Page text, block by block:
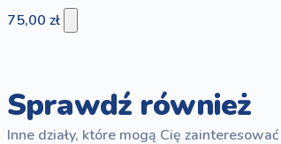
75,00 zł
Sprawdź również
Inne działy, które mogą Cię zainteresować